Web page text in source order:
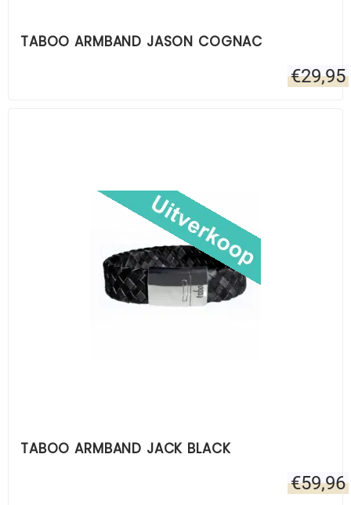
TABOO ARMBAND JASON COGNAC
€29,95
TABOO ARMBAND JACK BLACK
€59,96